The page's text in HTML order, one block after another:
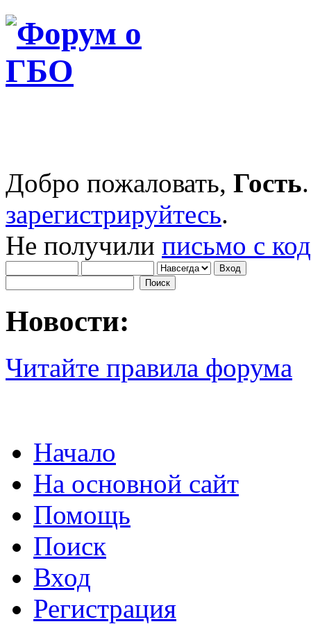
Добро пожаловать, Гость
зарегистрируйтесь.
Не получили письмо с
Новости:
Читайте правила форума
Начало
На основной сайт
Помощь
Поиск
Вход
Регистрация